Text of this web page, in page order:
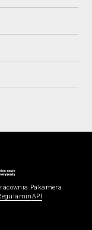
Pakamera
API